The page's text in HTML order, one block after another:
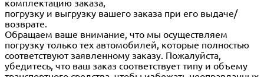
комплектацию заказа,
погрузку и выгрузку вашего заказа при его выдаче/
возврате.
Обращаем ваше внимание, что мы осуществляем
погрузку только тех автомобилей, которые полностью
соответствуют заявленному заказу. Пожалуйста,
убедитесь, что ваш заказ соответствует типу и объему